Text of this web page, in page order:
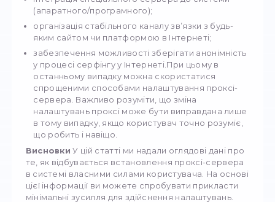
верхньому лівому куті екрана). В
відкриється те саме вікно.
Натиснувши на «Мережу і Інтернет», далі
необхідно буде вибрати у вікні пункт
сервер». Потім можна здійснити
проксі. Однак важливо пам’ятати, що вам
потрібно мати уявлення про конкретні
бути адміністратором мережі, інакше у
нічого не вийти. Параметри слід
обережно. Насамперед рекомендується
уникати таких пунктів, як:
«Автоматичне визначення параметрів»;
«Використовувати сценарій